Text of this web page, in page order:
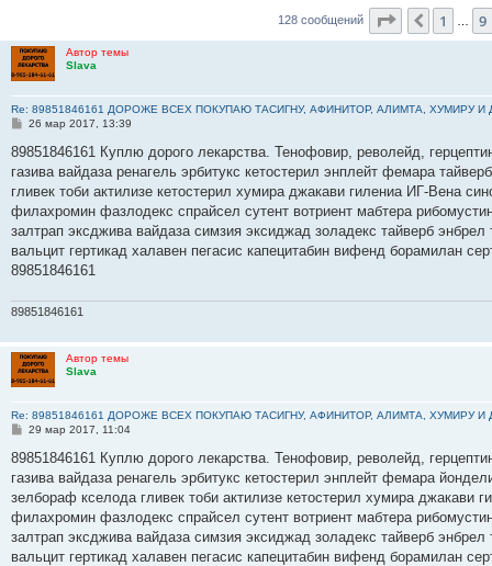
128 сообщений Страница 12
Пред.
1 9
Автор темы
Slava
Re: 89851846161 ДОРОЖЕ ВСЕХ ПОКУПАЮ ТАСИГНУ, АФИНИТОР, АЛИМТА, ХУМИРУ И
С
о
щ
е
и
е
26 мар 2017, 13:39
89851846161 Куплю дорого лекарства. Тенофовир, револейд,
газива вайдаза ренагель эрбитукс кетостерил энплейт фемара
гливек тоби актилизе кетостерил хумира джакави гилениа ИГ-Вена
филахромин фазлодекс спрайсел сутент вотриент мабтера
залтрап эксджива вайдаза симзия эксиджад золадекс тайверб
вальцит гертикад халавен пегасис капецитабин вифенд борамилан
89851846161
89851846161
Автор темы
Slava
Re: 89851846161 ДОРОЖЕ ВСЕХ ПОКУПАЮ ТАСИГНУ, АФИНИТОР, АЛИМТА, ХУМИРУ И
С
о
щ
е
и
е
29 мар 2017, 11:04
89851846161 Куплю дорого лекарства. Тенофовир, револейд,
газива вайдаза ренагель эрбитукс кетостерил энплейт фемара
зелбораф кселода гливек тоби актилизе кетостерил хумира джакави
филахромин фазлодекс спрайсел сутент вотриент мабтера
залтрап эксджива вайдаза симзия эксиджад золадекс тайверб
вальцит гертикад халавен пегасис капецитабин вифенд борамилан